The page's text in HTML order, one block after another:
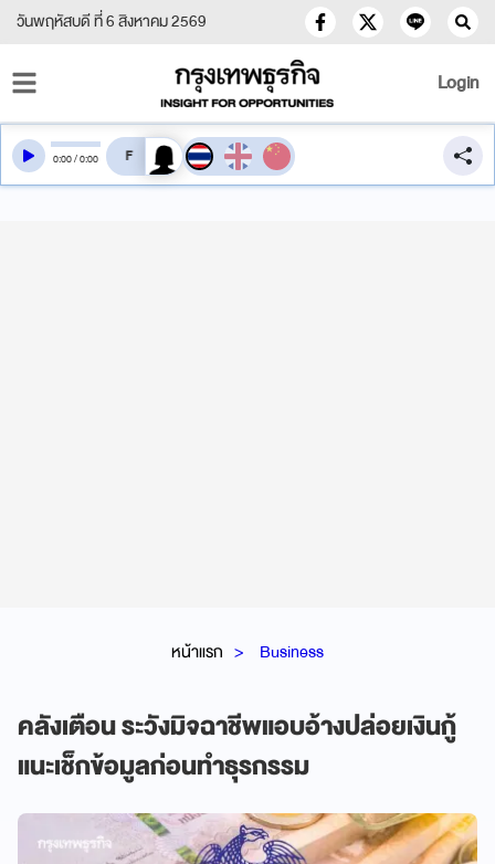
วันพฤหัสบดี ที่ 6 สิงหาคม 2569
Login
หน้าแรก Business
คลังเตือน ระวังมิจฉาชีพแอบอ้างปล่อยเงินกู้
แนะเช็กข้อมูลก่อนทำธุรกรรม
0:00/0:00 สลับเสียงอ่าน